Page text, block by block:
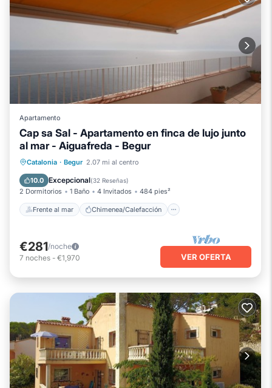
Apartamento
Cap sa Sal - Apartamento en finca de lujo junto
al mar - Aiguafreda - Begur
Catalonia · Begur 2.07 mi al centro
10.0 Excepcional(32 Reseñas)
2 Dormitorios 1 Baño 4 Invitados 484 pies²
Frente al mar Chimenea/Calefacción
Frente al mar
Chimenea/Calefacción
Piscina
Vista al mar
€281/noche
7 noches - €1,970 VER OFERTA